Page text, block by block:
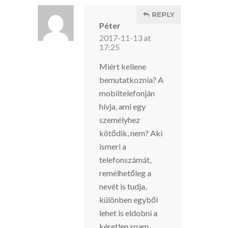
Péter
2017-11-13 at
17:25
REPLY
Miért kellene
bemutatkoznia? A
mobiltelefonján
hívja, ami egy
személyhez
kötődik, nem? Aki
ismeri a
telefonszámát,
remélhetőleg a
nevét is tudja,
különben egyből
lehet is eldobni a